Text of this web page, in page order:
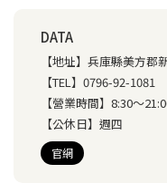
DATA
【地址】 兵庫縣美方郡
【TEL】 0796-92-1081
【營業時間】 8:30～
【公休日】 週四
官網